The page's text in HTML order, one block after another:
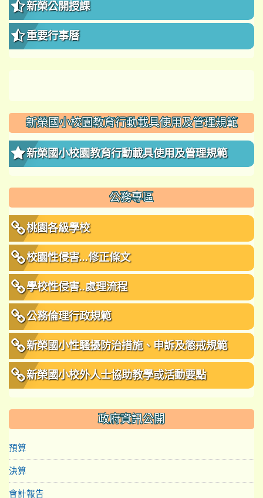
新榮公開授課
重要行事曆
新榮國小校園教育行動載具使用及管理規範
新榮國小校園教育行動載具使用及管理規範
公務專區
桃園各級學校
校園性侵害...修正條文
學校性侵害..處理流程
公務倫理行政規範
新榮國小性騷擾防治措施、申訴及懲戒規範
新榮國小校外人士協助教學或活動要點
政府資訊公開
預算
決算
會計報告